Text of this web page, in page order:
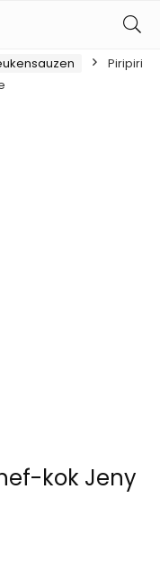
Piripiri
kok Jeny